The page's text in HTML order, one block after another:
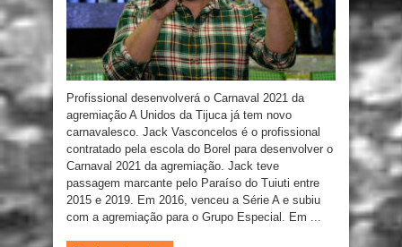
Profissional desenvolverá o Carnaval 2021 da
agremiação A Unidos da Tijuca já tem novo
carnavalesco. Jack Vasconcelos é o profissional
contratado pela escola do Borel para desenvolver o
Carnaval 2021 da agremiação. Jack teve
passagem marcante pelo Paraíso do Tuiuti entre
2015 e 2019. Em 2016, venceu a Série A e subiu
com a agremiação para o Grupo Especial. Em ...